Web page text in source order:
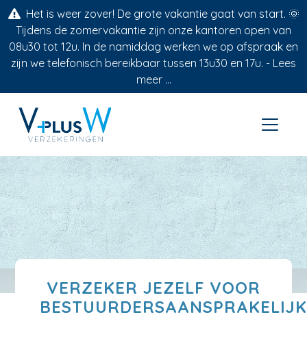
Het is weer zover! De grote vakantie gaat van start. 🌞
Tijdens de zomervakantie zijn onze kantoren open van
08u30 tot 12u. In de namiddag werken we op afspraak en
zijn we telefonisch bereikbaar tussen 13u30 en 17u. - Lees
meer ...
VERZEKER JEZELF VOOR